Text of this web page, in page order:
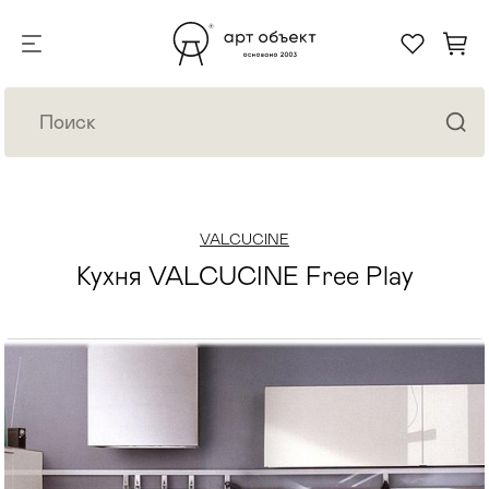
VALCUCINE
Кухня VALCUCINE Free Play